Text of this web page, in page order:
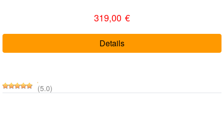
319,00 €
Details
(5.0)